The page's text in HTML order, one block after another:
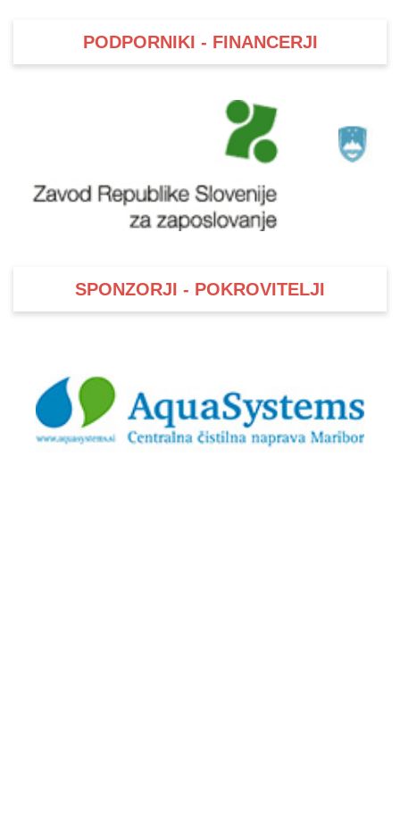
PODPORNIKI - FINANCERJI
SPONZORJI - POKROVITELJI